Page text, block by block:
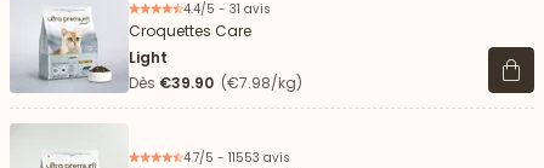
4.4/5 - 31 avis
Croquettes Care
Light
Dès €39.90 (€7.98/kg) Voir
4.7/5 - 11553 avis